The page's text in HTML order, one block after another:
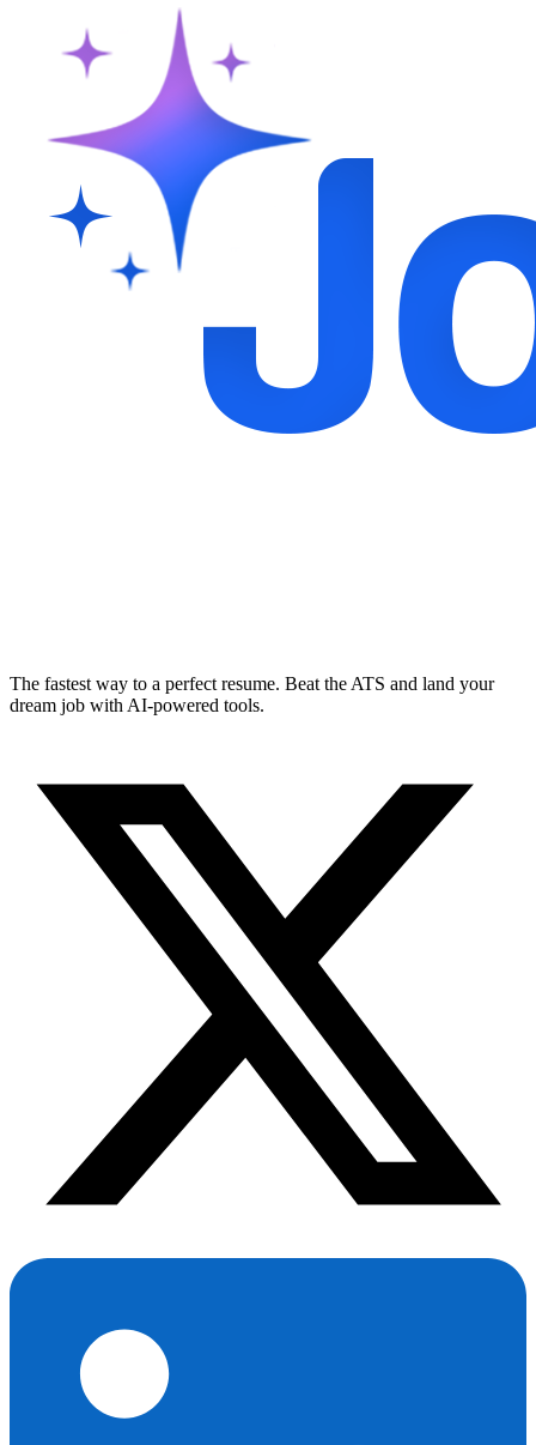
The fastest way to a perfect resume. Beat the ATS and land your
dream job with AI-powered tools.